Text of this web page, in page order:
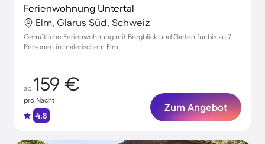
Ferienwohnung Untertal
Elm, Glarus Süd, Schweiz
Gemütliche Ferienwohnung mit Bergblick und Garten für bis zu 7
Personen in malerischem Elm
ab 159 €
pro Nacht
4.8
Zum Angebot